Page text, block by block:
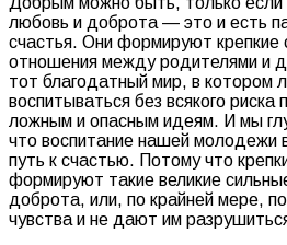
любовь и доброта — это и есть
счастья. Они формируют
отношения между родителями и
тот благодатный мир, в котором
воспитываться без всякого риска
ложным и опасным идеям. И мы
что воспитание нашей молодежи
путь к счастью. Потому что
формируют такие великие
доброта, или, по крайней мере,
чувства и не дают им